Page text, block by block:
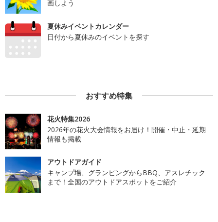
画しよう
夏休みイベントカレンダー
日付から夏休みのイベントを探す
おすすめ特集
花火特集2026
2026年の花火大会情報をお届け！開催・中止・延期
情報も掲載
アウトドアガイド
キャンプ場、グランピングからBBQ、アスレチック
まで！全国のアウトドアスポットをご紹介